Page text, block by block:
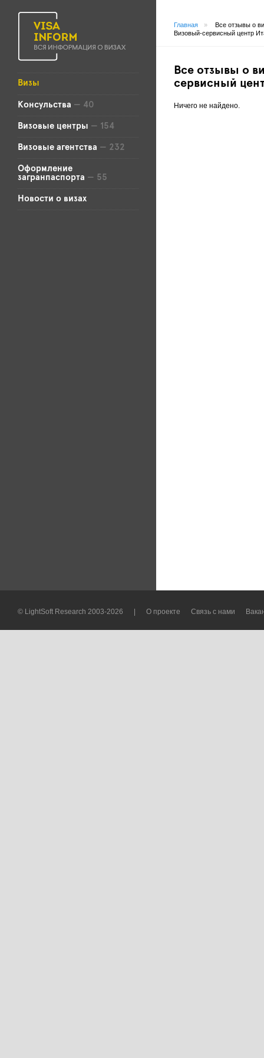
Визы
Консульства — 40
Визовые центры — 154
Визовые агентства — 232
Оформление
загранпаспорта — 55
Новости о визах
Главная »
Все отзывы о
Визовый-сервисный центр
Все отзывы о
сервисный
Ничего не найдено.
© LightSoft Research 2003-2026 О проекте Связь с нами